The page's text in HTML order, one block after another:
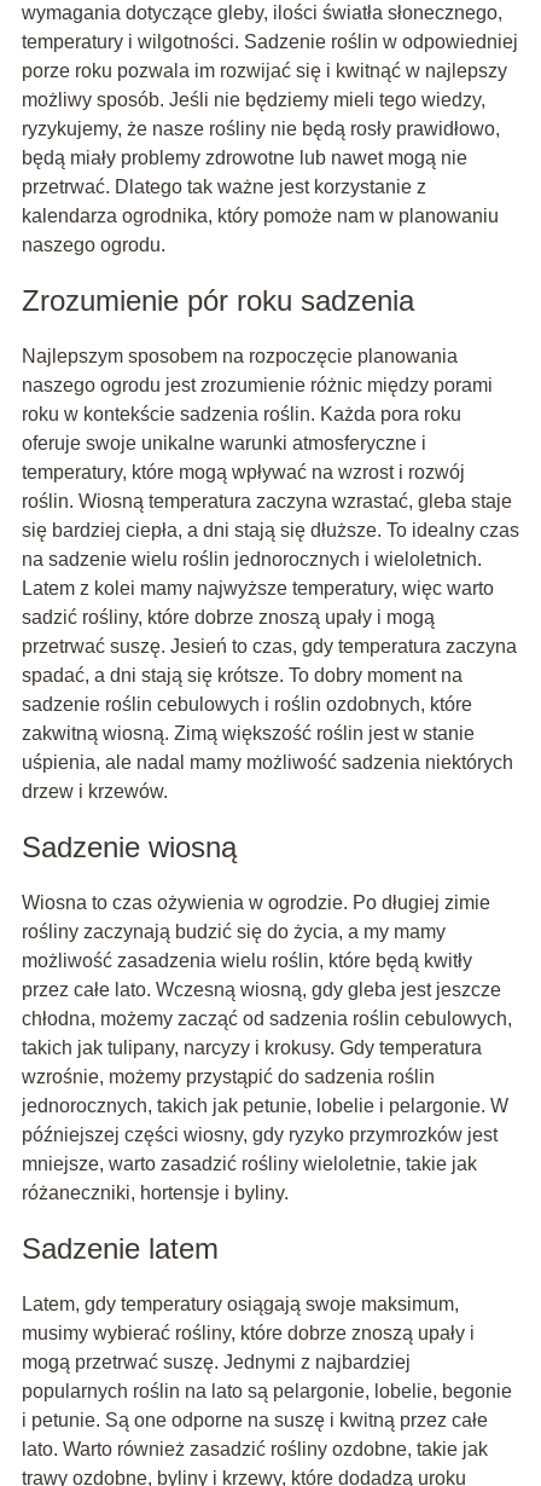
wymagania dotyczące gleby, ilości światła słonecznego,
temperatury i wilgotności. Sadzenie roślin w odpowiedniej
porze roku pozwala im rozwijać się i kwitnąć w najlepszy
możliwy sposób. Jeśli nie będziemy mieli tego wiedzy,
ryzykujemy, że nasze rośliny nie będą rosły prawidłowo,
będą miały problemy zdrowotne lub nawet mogą nie
przetrwać. Dlatego tak ważne jest korzystanie z
kalendarza ogrodnika, który pomoże nam w planowaniu
naszego ogrodu.
Zrozumienie pór roku sadzenia
Najlepszym sposobem na rozpoczęcie planowania
naszego ogrodu jest zrozumienie różnic między porami
roku w kontekście sadzenia roślin. Każda pora roku
oferuje swoje unikalne warunki atmosferyczne i
temperatury, które mogą wpływać na wzrost i rozwój
roślin. Wiosną temperatura zaczyna wzrastać, gleba staje
się bardziej ciepła, a dni stają się dłuższe. To idealny czas
na sadzenie wielu roślin jednorocznych i wieloletnich.
Latem z kolei mamy najwyższe temperatury, więc warto
sadzić rośliny, które dobrze znoszą upały i mogą
przetrwać suszę. Jesień to czas, gdy temperatura zaczyna
spadać, a dni stają się krótsze. To dobry moment na
sadzenie roślin cebulowych i roślin ozdobnych, które
zakwitną wiosną. Zimą większość roślin jest w stanie
uśpienia, ale nadal mamy możliwość sadzenia niektórych
drzew i krzewów.
Sadzenie wiosną
Wiosna to czas ożywienia w ogrodzie. Po długiej zimie
rośliny zaczynają budzić się do życia, a my mamy
możliwość zasadzenia wielu roślin, które będą kwitły
przez całe lato. Wczesną wiosną, gdy gleba jest jeszcze
chłodna, możemy zacząć od sadzenia roślin cebulowych,
takich jak tulipany, narcyzy i krokusy. Gdy temperatura
wzrośnie, możemy przystąpić do sadzenia roślin
jednorocznych, takich jak petunie, lobelie i pelargonie. W
późniejszej części wiosny, gdy ryzyko przymrozków jest
mniejsze, warto zasadzić rośliny wieloletnie, takie jak
różaneczniki, hortensje i byliny.
Sadzenie latem
Latem, gdy temperatury osiągają swoje maksimum,
musimy wybierać rośliny, które dobrze znoszą upały i
mogą przetrwać suszę. Jednymi z najbardziej
popularnych roślin na lato są pelargonie, lobelie, begonie
i petunie. Są one odporne na suszę i kwitną przez całe
lato. Warto również zasadzić rośliny ozdobne, takie jak
trawy ozdobne, byliny i krzewy, które dodadzą uroku